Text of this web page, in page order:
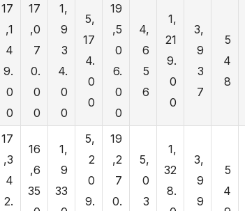
17
,1
4
9.
0
0
17
,0
7
0.
0
0
1,
9
3
4.
0
0
5,
17
4.
0
0
19
,5
0
6.
0
0
4,
6
5
6
1,
21
9.
0
0
3,
9
3
7
5
4
8
17
,3
4
2.
16
,6
35
1,
9
33
5,
2
0
9.
19
,2
7
0.
5,
0
3
1,
32
8.
3,
9
9
5
4